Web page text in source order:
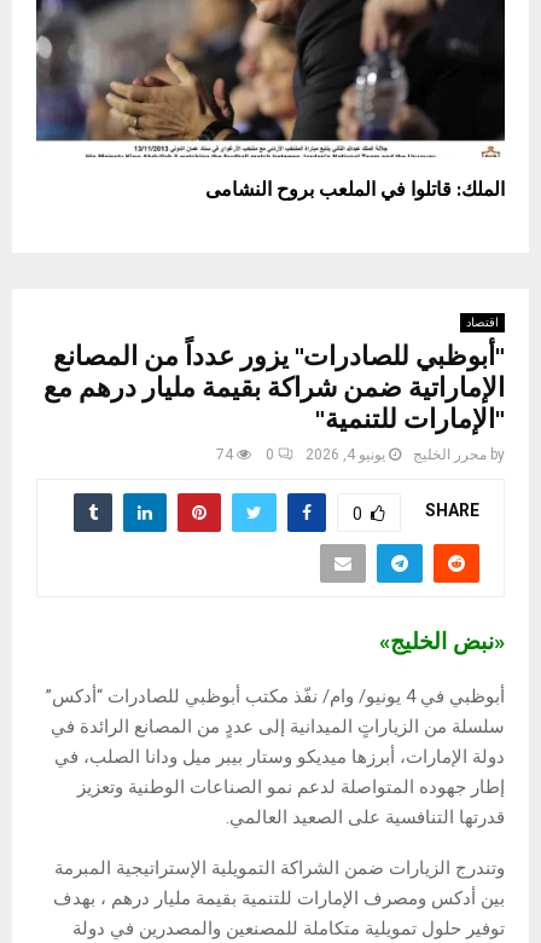
الملك: قاتلوا في الملعب بروح النشامى
اقتصاد
"أبوظبي للصادرات" يزور عدداً من المصانع
الإماراتية ضمن شراكة بقيمة مليار درهم مع
"الإمارات للتنمية"
by محرر الخليج يونيو 4, 2026 0
74
SHARE
0
«نبض الخليج»
أبوظبي في 4 يونيو/ وام/ نفّذ مكتب أبوظبي للصادرات “أدكس”
سلسلة من الزياراتٍ الميدانية إلى عددٍ من المصانع الرائدة في
دولة الإمارات، أبرزها ميديكو وستار بيبر ميل ودانا الصلب، في
إطار جهوده المتواصلة لدعم نمو الصناعات الوطنية وتعزيز
قدرتها التنافسية على الصعيد العالمي.
وتندرج الزيارات ضمن الشراكة التمويلية الإستراتيجية المبرمة
بين أدكس ومصرف الإمارات للتنمية بقيمة مليار درهم ، بهدف
توفير حلول تمويلية متكاملة للمصنعين والمصدرين في دولة